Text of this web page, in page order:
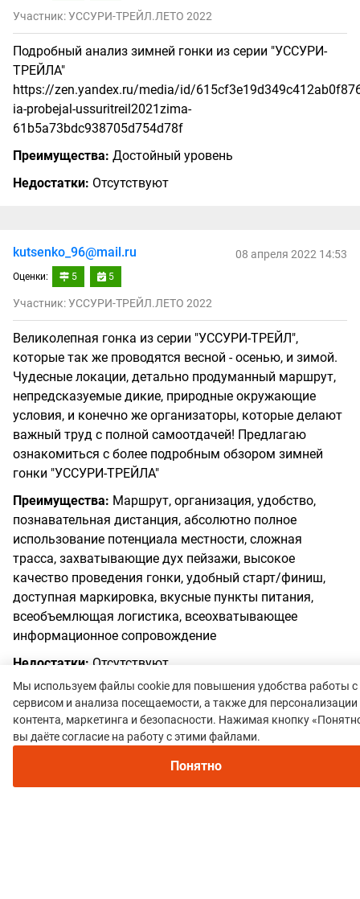
Участник: УССУРИ-ТРЕЙЛ.ЛЕТО 2022
Подробный анализ зимней гонки из серии "УССУРИ-
ТРЕЙЛА"
https://zen.yandex.ru/media/id/
ia-probejal-ussuritreil2021zima-
61b5a73bdc938705d754d78f
Преимущества: Достойный уровень
Недостатки: Отсутствуют
kutsenko_96@mail.ru
Оценки: 5 5
08 апреля 2022 14:53
Участник: УССУРИ-ТРЕЙЛ.ЛЕТО 2022
Великолепная гонка из серии "УССУРИ-ТРЕЙЛ",
которые так же проводятся весной - осенью, и зимой.
Чудесные локации, детально продуманный маршрут,
непредсказуемые дикие, природные окружающие
условия, и конечно же организаторы, которые делают
важный труд с полной самоотдачей! Предлагаю
ознакомиться с более подробным обзором зимней
гонки "УССУРИ-ТРЕЙЛА"
Преимущества: Маршрут, организация, удобство,
познавательная дистанция, абсолютно полное
использование потенциала местности, сложная
трасса, захватывающие дух пейзажи, высокое
качество проведения гонки, удобный старт/финиш,
доступная маркировка, вкусные пункты питания,
всеобъемлющая логистика, всеохватывающее
информационное сопровождение
Недостатки: Отсутствуют
Все гонки
Рекомендуем
Непромокаемые кроссовки для бега зимой и
трейлраннинга 2026. Для города и бездорожья
Мы используем файлы cookie для повышения удобства работы с
сервисом и анализа посещаемости, а также для персонализации
контента, маркетинга и безопасности. Нажимая кнопку
вы даёте согласие на работу с этими файлами.
Понятно